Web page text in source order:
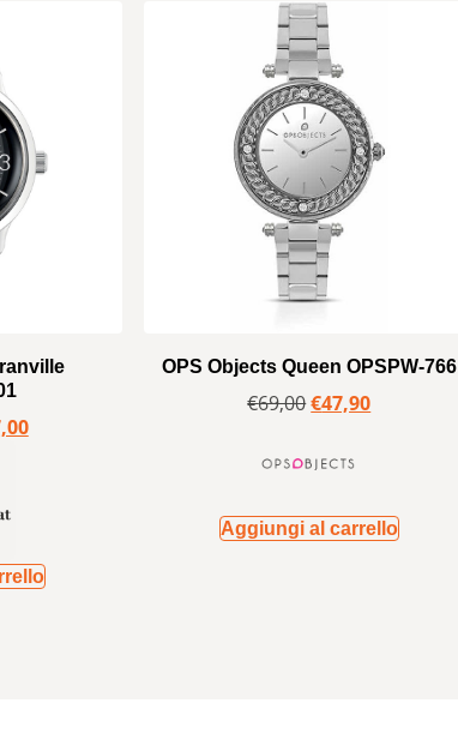
OPS Objects Queen OPSPW-766
€69,00€47,90
Aggiungi al carrello